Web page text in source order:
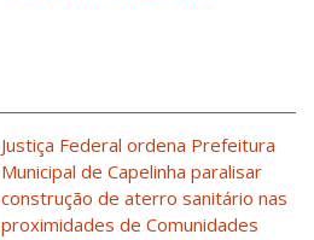
Justiça Federal ordena Prefeitura
Municipal de Capelinha paralisar
construção de aterro sanitário nas
proximidades de Comunidades